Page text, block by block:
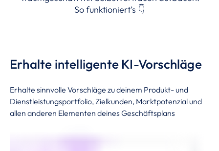
So funktioniert’s 👇
Erhalte intelligente KI-Vorschläge
Erhalte sinnvolle Vorschläge zu deinem Produkt- und
Dienstleistungsportfolio, Zielkunden, Marktpotenzial und
allen anderen Elementen deines Geschäftsplans